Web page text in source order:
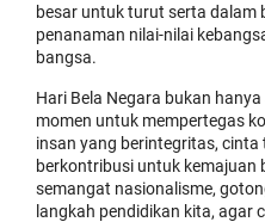
besar untuk turut serta dalam
penanaman nilai-nilai
bangsa.
Hari Bela Negara bukan
momen untuk mempertegas
insan yang berintegritas, cinta
berkontribusi untuk
semangat nasionalisme,
langkah pendidikan kita, agar